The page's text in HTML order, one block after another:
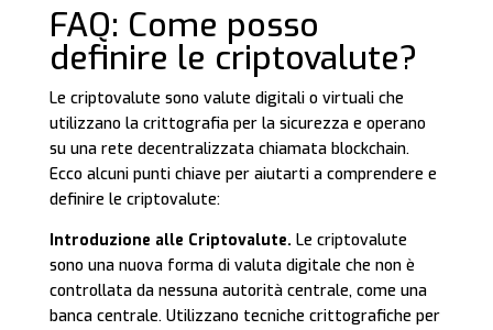
FAQ: Come posso
definire le criptovalute?
Le criptovalute sono valute digitali o virtuali che
utilizzano la crittografia per la sicurezza e operano
su una rete decentralizzata chiamata blockchain.
Ecco alcuni punti chiave per aiutarti a comprendere e
definire le criptovalute:
Introduzione alle Criptovalute. Le criptovalute
sono una nuova forma di valuta digitale che non è
controllata da nessuna autorità centrale, come una
banca centrale. Utilizzano tecniche crittografiche per